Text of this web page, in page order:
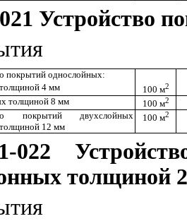
Устройство
покрытий однослойных:
4 мм 100 м2
толщиной 8 мм 100 м2
покрытий двухслойных
12 мм
100 м2
022
толщиной